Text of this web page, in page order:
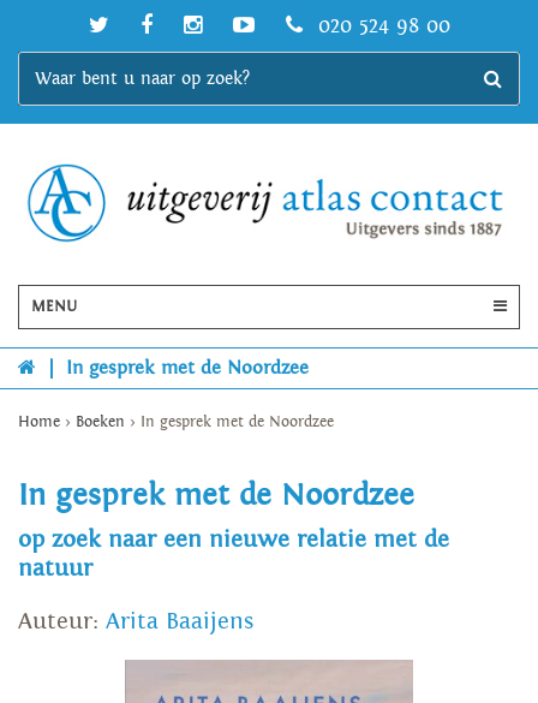
020 524 98 00
MENU
In gesprek met de Noordzee
Home > Boeken > In gesprek met de Noordzee
In gesprek met de Noordzee
op zoek naar een nieuwe relatie met de
natuur
Auteur: Arita Baaijens